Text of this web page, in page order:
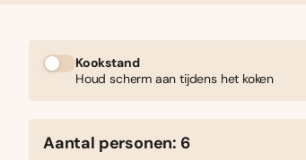
Kookstand
Houd scherm aan tijdens het koken
Aantal personen: 6